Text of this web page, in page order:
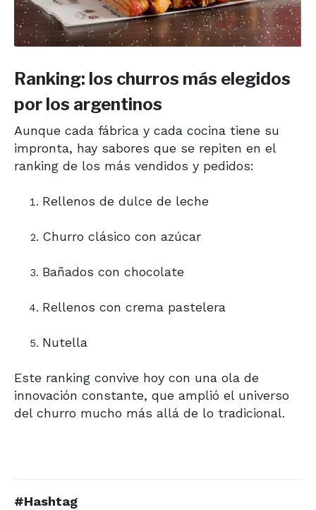
Ranking: los churros más elegidos
por los argentinos
Aunque cada fábrica y cada cocina tiene su
impronta, hay sabores que se repiten en el
ranking de los más vendidos y pedidos:
Rellenos de dulce de leche
Churro clásico con azúcar
Bañados con chocolate
Rellenos con crema pastelera
Nutella
Este ranking convive hoy con una ola de
innovación constante, que amplió el universo
del churro mucho más allá de lo tradicional.
#Hashtag